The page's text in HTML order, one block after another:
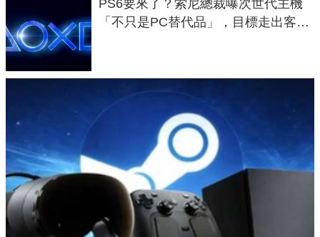
PS6要來了？索尼總裁曝次世代主機
「不只是PC替代品」，目標走出客